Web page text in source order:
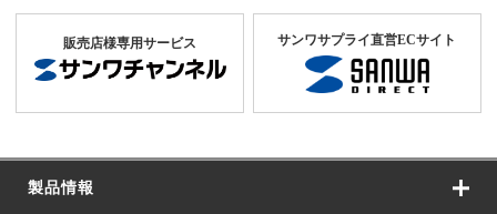
販売店様専用サービス サンワサプライ直営ECサイト
製品情報